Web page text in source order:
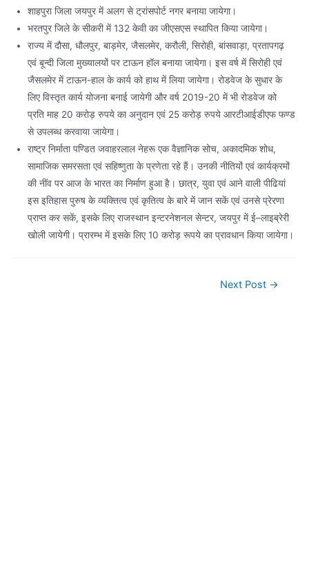
शाहपुरा जिला जयपुर में अलग से ट्रांसपोर्ट नगर बनाया जायेगा।
भरतपुर जिले के सीकरी में 132 केवी का जीएसएस स्थापित किया जायेगा।
राज्य में दौसा, धौलपुर, बाड़मेर, जैसलमेर, करौली, सिरोही, बांसवाड़ा, प्रतापगढ़
एवं बून्दी जिला मुख्यालयों पर टाऊन हॉल बनाया जायेगा। इस वर्ष में सिरोही एवं
जैसलमेर में टाऊन-हाल के कार्य को हाथ में लिया जायेगा। रोडवेज के सुधार के
लिए विस्तृत कार्य योजना बनाई जायेगी और वर्ष 2019-20 में भी रोडवेज को
प्रति माह 20 करोड़ रुपये का अनुदान एवं 25 करोड़ रुपये आरटीआईडीएफ फण्ड
से उपलब्ध करवाया जायेगा।
राष्ट्र निर्माता पण्डित जवाहरलाल नेहरू एक वैज्ञानिक सोच, अकादमिक शोध,
सामाजिक समरसता एवं सहिष्णुता के प्रणेता रहे हैं। उनकी नीतियों एवं कार्यक्रमों
की नींव पर आज के भारत का निर्माण हुआ है। छात्र, युवा एवं आने वाली पीढियां
इस इतिहास पुरुष के व्यक्तित्व एवं कृतित्व के बारे में जान सकें एवं उनसे प्रेरणा
प्राप्त कर सकें, इसके लिए राजस्थान इन्टरनेशनल सेन्टर, जयपुर में ई–लाइब्रेरी
खोली जायेगी। प्रारम्भ में इसके लिए 10 करोड़ रूपये का प्रावधान किया जायेगा।
Next Post →